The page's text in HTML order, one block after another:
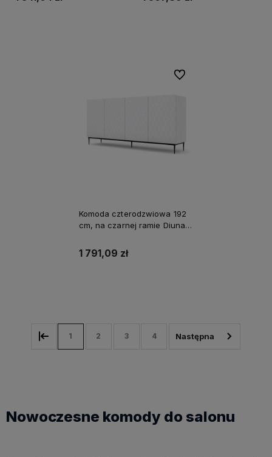
Komoda czterodzwiowa 192
cm, na czarnej ramie Diuna
1 791,09 zł
Do ulubionych
1 2 3 4
Nowoczesne komody do salonu